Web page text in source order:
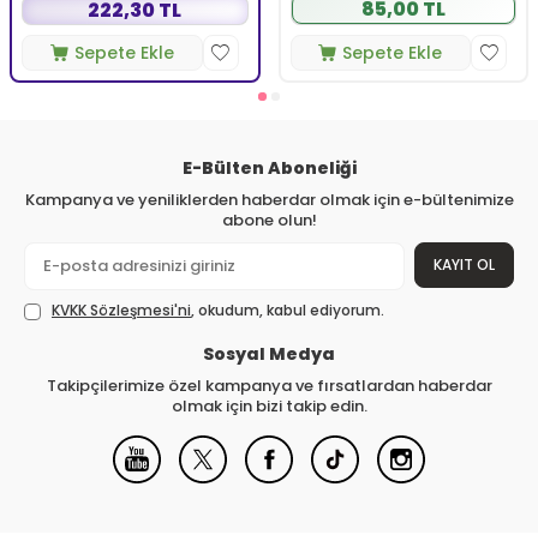
222,30 TL
Sepete Ekle
85,00 TL
Sepete Ekle
E-Bülten Aboneliği
Kampanya ve yeniliklerden haberdar olmak için e-bültenimize
abone olun!
KAYIT OL
KVKK Sözleşmesi'ni, okudum, kabul ediyorum.
Sosyal Medya
Takipçilerimize özel kampanya ve fırsatlardan haberdar
olmak için bizi takip edin.